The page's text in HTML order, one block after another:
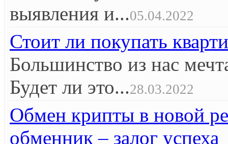
выявления и...05.04.2022
Стоит ли покупать
Большинство из нас
Будет ли это...28.03.2022
Обмен крипты в новой
обменник – залог успеха